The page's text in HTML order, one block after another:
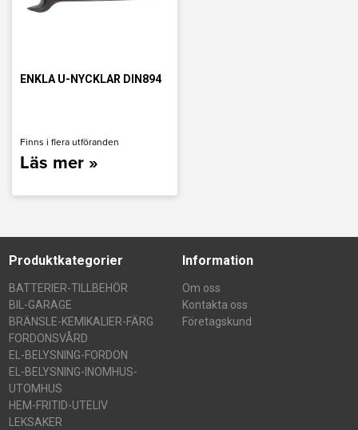
ENKLA U-NYCKLAR DIN894
Finns i flera utföranden
Läs mer »
Produktkategorier
BATTERIER-TILLBEHÖR
BIL-GARAGE
BRÄNSLE-KEMIKALIER-FÄRG
FORDONSVÅRD
EL-BELYSNING-FORDON
EL-BELYSNING-INOMHUS-
UTOMHUS
HEM-FRITID-UTELIV
LEKSAKER
Information
Om oss
Kontakta oss
Företagskund